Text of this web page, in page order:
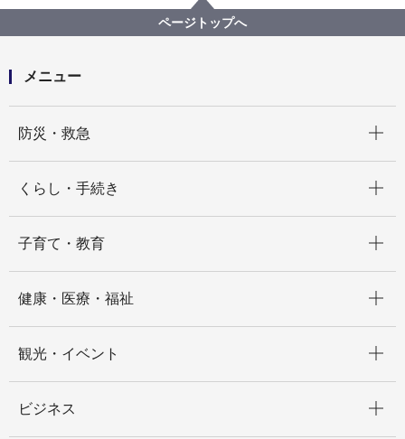
統計データをさがす（分野から）
６－６ コンビニエンスストア、ドラックストアの店舗
ページトップへ
メニュー
防災・救急
くらし・手続き
子育て・教育
健康・医療・福祉
観光・イベント
ビジネス